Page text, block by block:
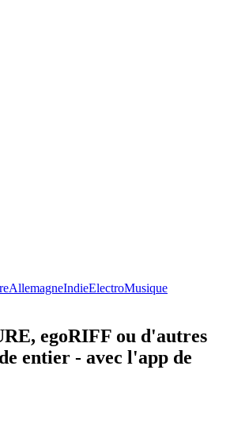
AllemagneIndieElectroMusique
egoRIFF ou d'autres
entier - avec l'app de